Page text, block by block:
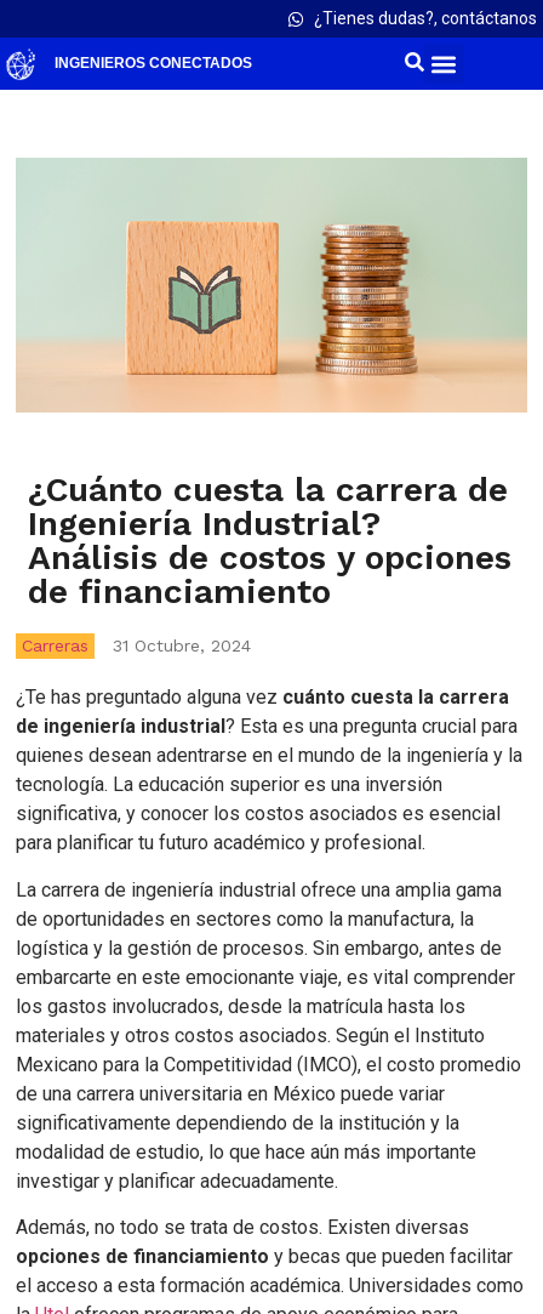
¿Tienes dudas?, contáctanos
INGENIEROS CONECTADOS
¿Cuánto cuesta la carrera de
Ingeniería Industrial?
Análisis de costos y opciones
de financiamiento
Carreras 31 Octubre, 2024
¿Te has preguntado alguna vez cuánto cuesta la carrera
de ingeniería industrial? Esta es una pregunta crucial para
quienes desean adentrarse en el mundo de la ingeniería y la
tecnología. La educación superior es una inversión
significativa, y conocer los costos asociados es esencial
para planificar tu futuro académico y profesional.
La carrera de ingeniería industrial ofrece una amplia gama
de oportunidades en sectores como la manufactura, la
logística y la gestión de procesos. Sin embargo, antes de
embarcarte en este emocionante viaje, es vital comprender
los gastos involucrados, desde la matrícula hasta los
materiales y otros costos asociados. Según el Instituto
Mexicano para la Competitividad (IMCO), el costo promedio
de una carrera universitaria en México puede variar
significativamente dependiendo de la institución y la
modalidad de estudio, lo que hace aún más importante
investigar y planificar adecuadamente.
Además, no todo se trata de costos. Existen diversas
opciones de financiamiento y becas que pueden facilitar
el acceso a esta formación académica. Universidades como